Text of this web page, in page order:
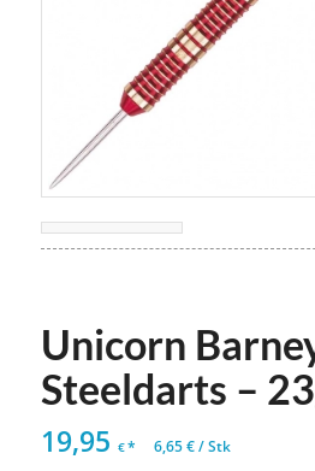
Unicorn
Steeldarts –
19,95 €* 6,65€/Stk